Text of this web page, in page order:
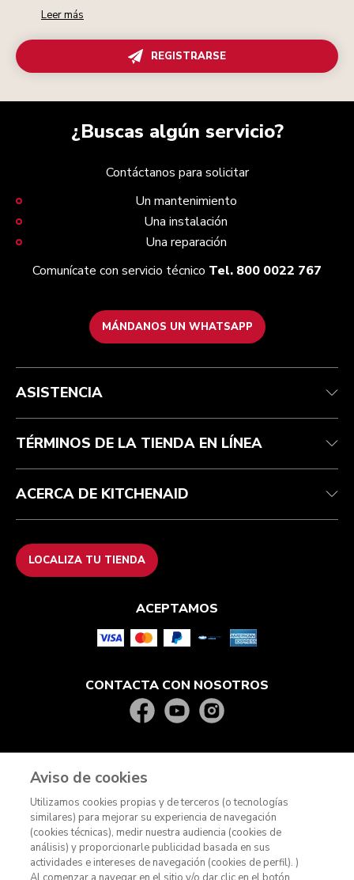
Leer más
REGISTRARSE
¿Buscas algún servicio?
Contáctanos para solicitar
Un mantenimiento
Una instalación
Una reparación
Comunícate con servicio técnico Tel. 800 0022 767
MÁNDANOS UN WHATSAPP
Servicio y soporte
Centro de ayuda
Preguntas frecuentes
Términos y condiciones
Recolección de residuos eléctricos
Nuestra Marca
Localiza tu tienda
ASISTENCIA
TÉRMINOS DE LA TIENDA EN LÍNEA
ACERCA DE KITCHENAID
LOCALIZA TU TIENDA
ACEPTAMOS
CONTACTA CON NOSOTROS
© KitchenAid 2026 - Todos los derechos reservados.
Aviso de cookies
Utilizamos cookies propias y de terceros (o tecnologías
similares) para mejorar su experiencia de navegación
(cookies técnicas), medir nuestra audiencia (cookies de
análisis) y proporcionarle publicidad basada en sus
actividades e intereses de navegación (cookies de perfil). )